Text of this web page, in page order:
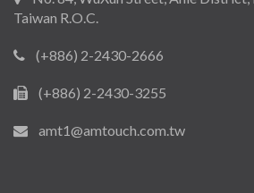
Taiwan R.O.C.
(+886) 2-2430-2666
(+886) 2-2430-3255
amt1@amtouch.com.tw